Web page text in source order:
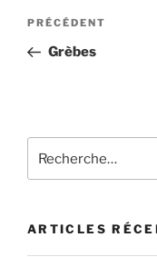
Navigation
l’article
Article
précédent
PRÉCÉDENT
Grèbes
pour
ARTICLES